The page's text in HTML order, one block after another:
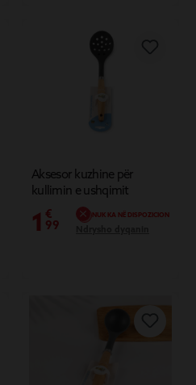
Aksesor kuzhine për
kullimin e ushqimit
1 €
99
NUK KA NË DISPOZICION